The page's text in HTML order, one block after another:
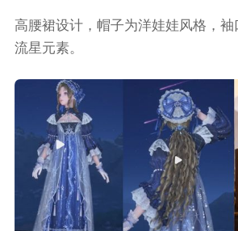
高腰裙设计，帽子为洋娃娃风格，
流星元素。